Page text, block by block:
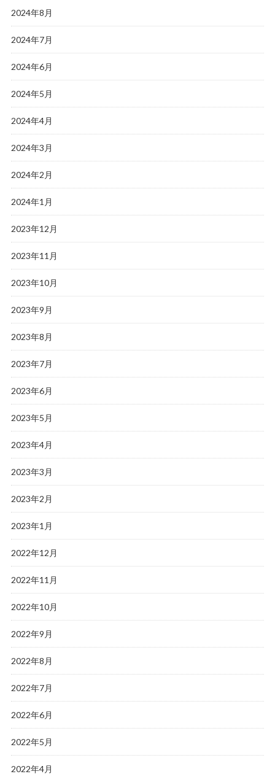
2024年8月
2024年7月
2024年6月
2024年5月
2024年4月
2024年3月
2024年2月
2024年1月
2023年12月
2023年11月
2023年10月
2023年9月
2023年8月
2023年7月
2023年6月
2023年5月
2023年4月
2023年3月
2023年2月
2023年1月
2022年12月
2022年11月
2022年10月
2022年9月
2022年8月
2022年7月
2022年6月
2022年5月
2022年4月